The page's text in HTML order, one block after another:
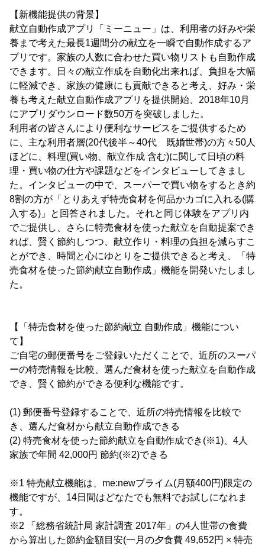
【新機能提供の背景】
献立自動作成アプリ「ミーニュー」は、利用者の好みや栄
養まで考えた最長1週間分の献立を一瞬で自動作成するア
プリです。家族の人数に合わせた買い物リストも自動作成
できます。日々の献立作成を自動化出来れば、負担を大幅
に軽減でき、家族の健康にも貢献できると考え、好み・栄
養も考えた献立自動作成アプリを提供開始、2018年10月
にアプリダウンロード数50万を突破しました。
利用者の皆さんにより便利なサービスをご提供するため
に、主な利用者層(20代後半～40代 既婚世帯)の方々50人
ほどに、料理(買い物、献立作成 含む)に関して日頃の料
理・買い物の仕方や課題などをインタビューしてきまし
た。インタビューの中で、スーパーで買い物をするとき約
8割の方が「とりあえず特売食材を何品かカゴに入れる(購
入する)」と回答されました。それと同じ体験をアプリ内
でご提供し、さらに特売食材を使った献立を自動提案でき
れば、賢く節約しつつ、献立作り・料理の負担を減らすこ
とができ、時間と心にゆとりをご提供できると考え、「特
売食材を使った節約献立自動作成」機能を開発いたしまし
た。
【「特売食材を使った節約献立 自動作成」機能につい
て】
ご自宅の郵便番号をご登録いただくことで、近所のスーパ
ーの特売情報を比較、選んだ食材を使った献立を自動作成
でき、賢く節約ができる便利な機能です。
(1) 郵便番号登録することで、近所の特売情報を比較で
き、選んだ食材から献立自動作成できる
(2) 特売食材を使った節約献立を自動作成でき(※1)、4人
家族で年間 42,000円 節約(※2)できる
※1 特売献立機能は、me:newプライム(月額400円)限定の
機能ですが、14日間はどなたでも無料でお試しになれま
す。
※2 「総務省統計局 家計調査 2017年」の4人世帯の食費
から算出した節約金額目安(一月の夕食費 49,652円 × 特売